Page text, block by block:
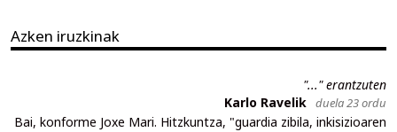
Azken iruzkinak
"..." erantzuten
Karlo Ravelik duela 23 ordu
Bai, konforme Joxe Mari. Hitzkuntza, "guardia zibila, inkisizioaren